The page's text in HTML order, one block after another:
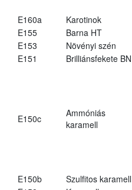
E160a
Karotinok
E155
Barna HT
E153
Növényi szén
E151
Brilliánsfekete BN
E150c
Ammóniás
karamell
E150b
Szulfitos karamell